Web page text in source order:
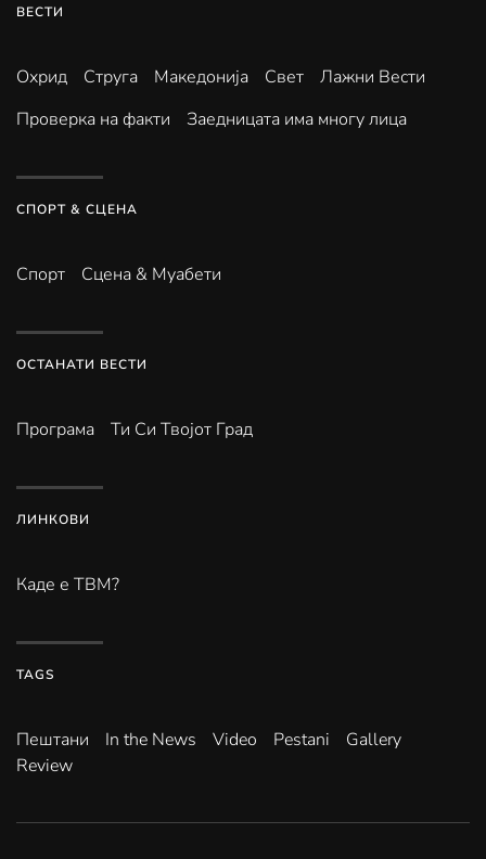
ВЕСТИ
Охрид Струга Македонија Свет
Лажни Вести
Проверка на факти
Заедницата има многу лица
СПОРТ & СЦЕНА
Спорт Сцена & Муабети
ОСТАНАТИ ВЕСТИ
Програма Ти Си Твојот Град
ЛИНКОВИ
Каде е ТВМ?
TAGS
Пештани In the News Video Pestani
Gallery
Review